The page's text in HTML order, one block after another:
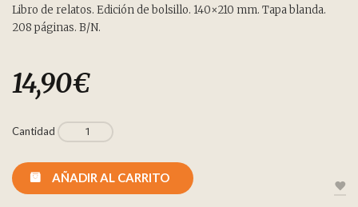
Libro de relatos. Edición de bolsillo. 140×210 mm. Tapa blanda.
208 páginas. B/N.
14,90€
Cantidad
AÑADIR AL CARRITO